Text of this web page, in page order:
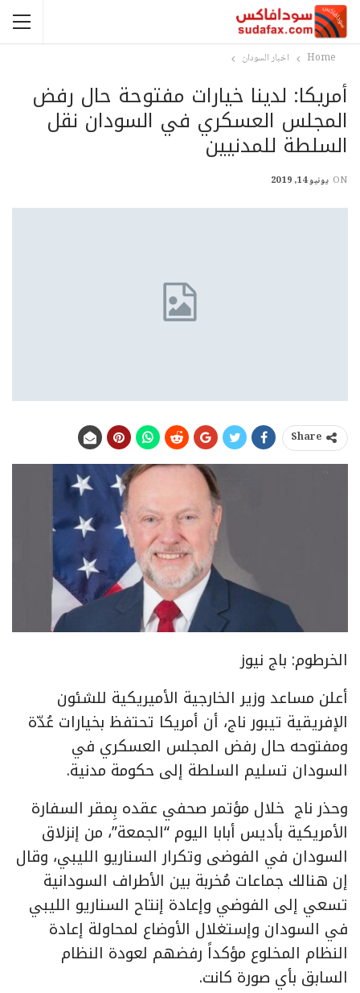
Home اخبار السودان
أمريكا: لدينا خيارات مفتوحة حال رفض
المجلس العسكري في السودان نقل
السلطة للمدنيين
ON يونيو 14, 2019
Share
الخرطوم: باج نيوز
أعلن مساعد وزير الخارجية الأميريكية للشئون
الإفريقية تيبور ناج، أن أمريكا تحتفظ بخيارات عُدّة
ومفتوحه حال رفض المجلس العسكري في
السودان تسليم السلطة إلى حكومة مدنية.
وحذر ناج خلال مؤتمر صحفي عقده بِمقر السفارة
الأمريكية بأديس أبابا اليوم “الجمعة”، من إنزلاق
السودان في الفوضى وتكرار السناريو الليبي، وقال
إن هنالك جماعات مُخربة بين الأطراف السودانية
تسعي إلى الفوضي وإعادة إنتاح السناريو الليبي
في السودان وإستغلال الأوضاع لمحاولة إعادة
النظام المخلوع مؤكداً رفضهم لعودة النظام
السابق بأي صورة كانت.